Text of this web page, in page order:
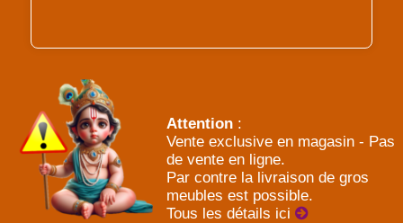
Attention :
Vente exclusive en magasin - Pas
de vente en ligne.
Par contre la livraison de gros
meubles est possible.
Tous les détails ici